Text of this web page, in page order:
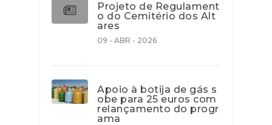
Projeto de Regulament
o do Cemitério dos Alt
ares
09 - ABR - 2026
Apoio à botija de gás s
obe para 25 euros com
relançamento do progr
ama